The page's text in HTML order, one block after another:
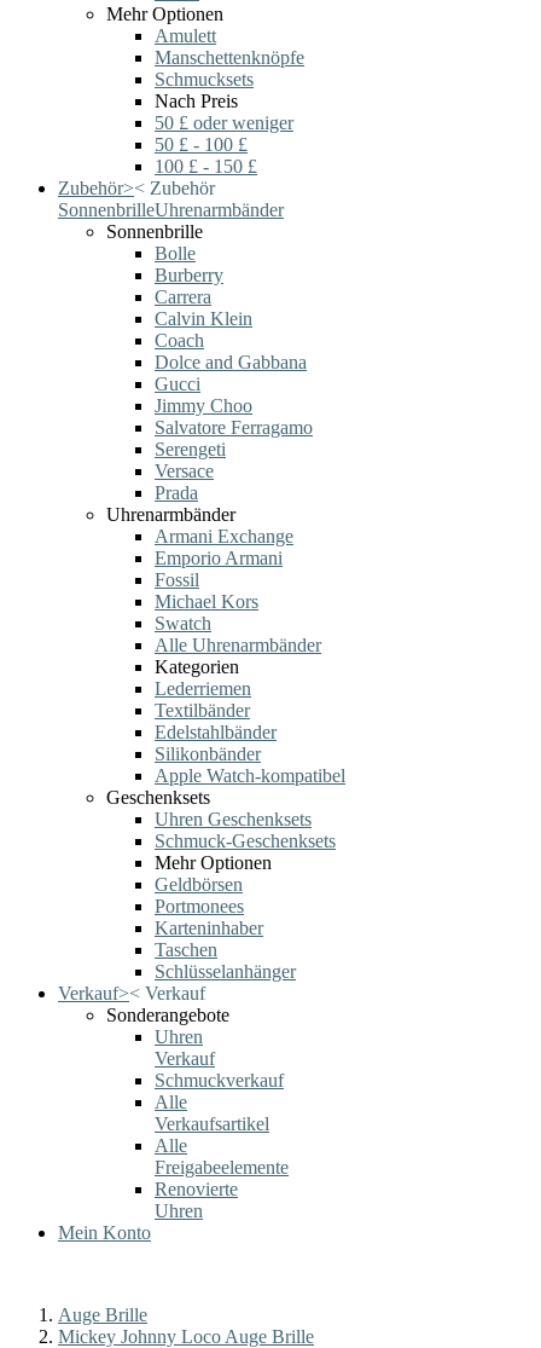
Mehr Optionen
Amulett
Manschettenknöpfe
Schmucksets
Nach Preis
50 £ oder weniger
50 £ - 100 £
100 £ - 150 £
Zubehör>< Zubehör
SonnenbrilleUhrenarmbänder
Sonnenbrille
Bolle
Burberry
Carrera
Calvin Klein
Coach
Dolce and Gabbana
Gucci
Jimmy Choo
Salvatore Ferragamo
Serengeti
Versace
Prada
Uhrenarmbänder
Armani Exchange
Emporio Armani
Fossil
Michael Kors
Swatch
Alle Uhrenarmbänder
Kategorien
Lederriemen
Textilbänder
Edelstahlbänder
Silikonbänder
Apple Watch-kompatibel
Geschenksets
Uhren Geschenksets
Schmuck-Geschenksets
Mehr Optionen
Geldbörsen
Portmonees
Karteninhaber
Taschen
Schlüsselanhänger
Verkauf>< Verkauf
Sonderangebote
Uhren
Verkauf
Schmuckverkauf
Alle
Verkaufsartikel
Alle
Freigabeelemente
Renovierte
Uhren
Mein Konto
Auge Brille
Mickey Johnny Loco Auge Brille